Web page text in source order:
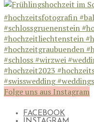
Folge uns aus Instagram
FACEBOOK